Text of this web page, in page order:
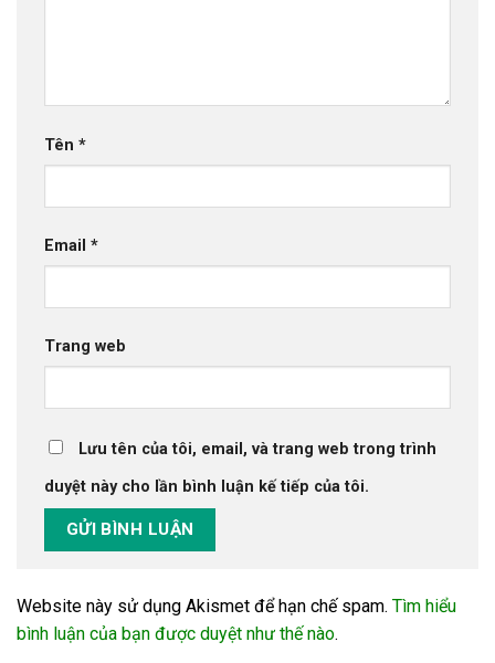
Tên *
Email *
Trang web
Lưu tên của tôi, email, và trang web trong trình
duyệt này cho lần bình luận kế tiếp của tôi.
Website này sử dụng Akismet để hạn chế spam. Tìm hiểu
bình luận của bạn được duyệt như thế nào.